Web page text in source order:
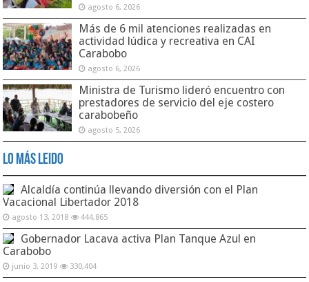
agosto 6, 2026
Más de 6 mil atenciones realizadas en
actividad lúdica y recreativa en CAI
Carabobo
agosto 6, 2026
Ministra de Turismo lideró encuentro con
prestadores de servicio del eje costero
carabobeño
agosto 5, 2026
Lo Más Leido
Alcaldía continúa llevando diversión con el Plan
Vacacional Libertador 2018
agosto 13, 2018 444,865
Gobernador Lacava activa Plan Tanque Azul en
Carabobo
junio 3, 2019 330,404